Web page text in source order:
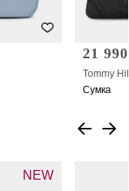
21
Tommy
Сумка
NEW